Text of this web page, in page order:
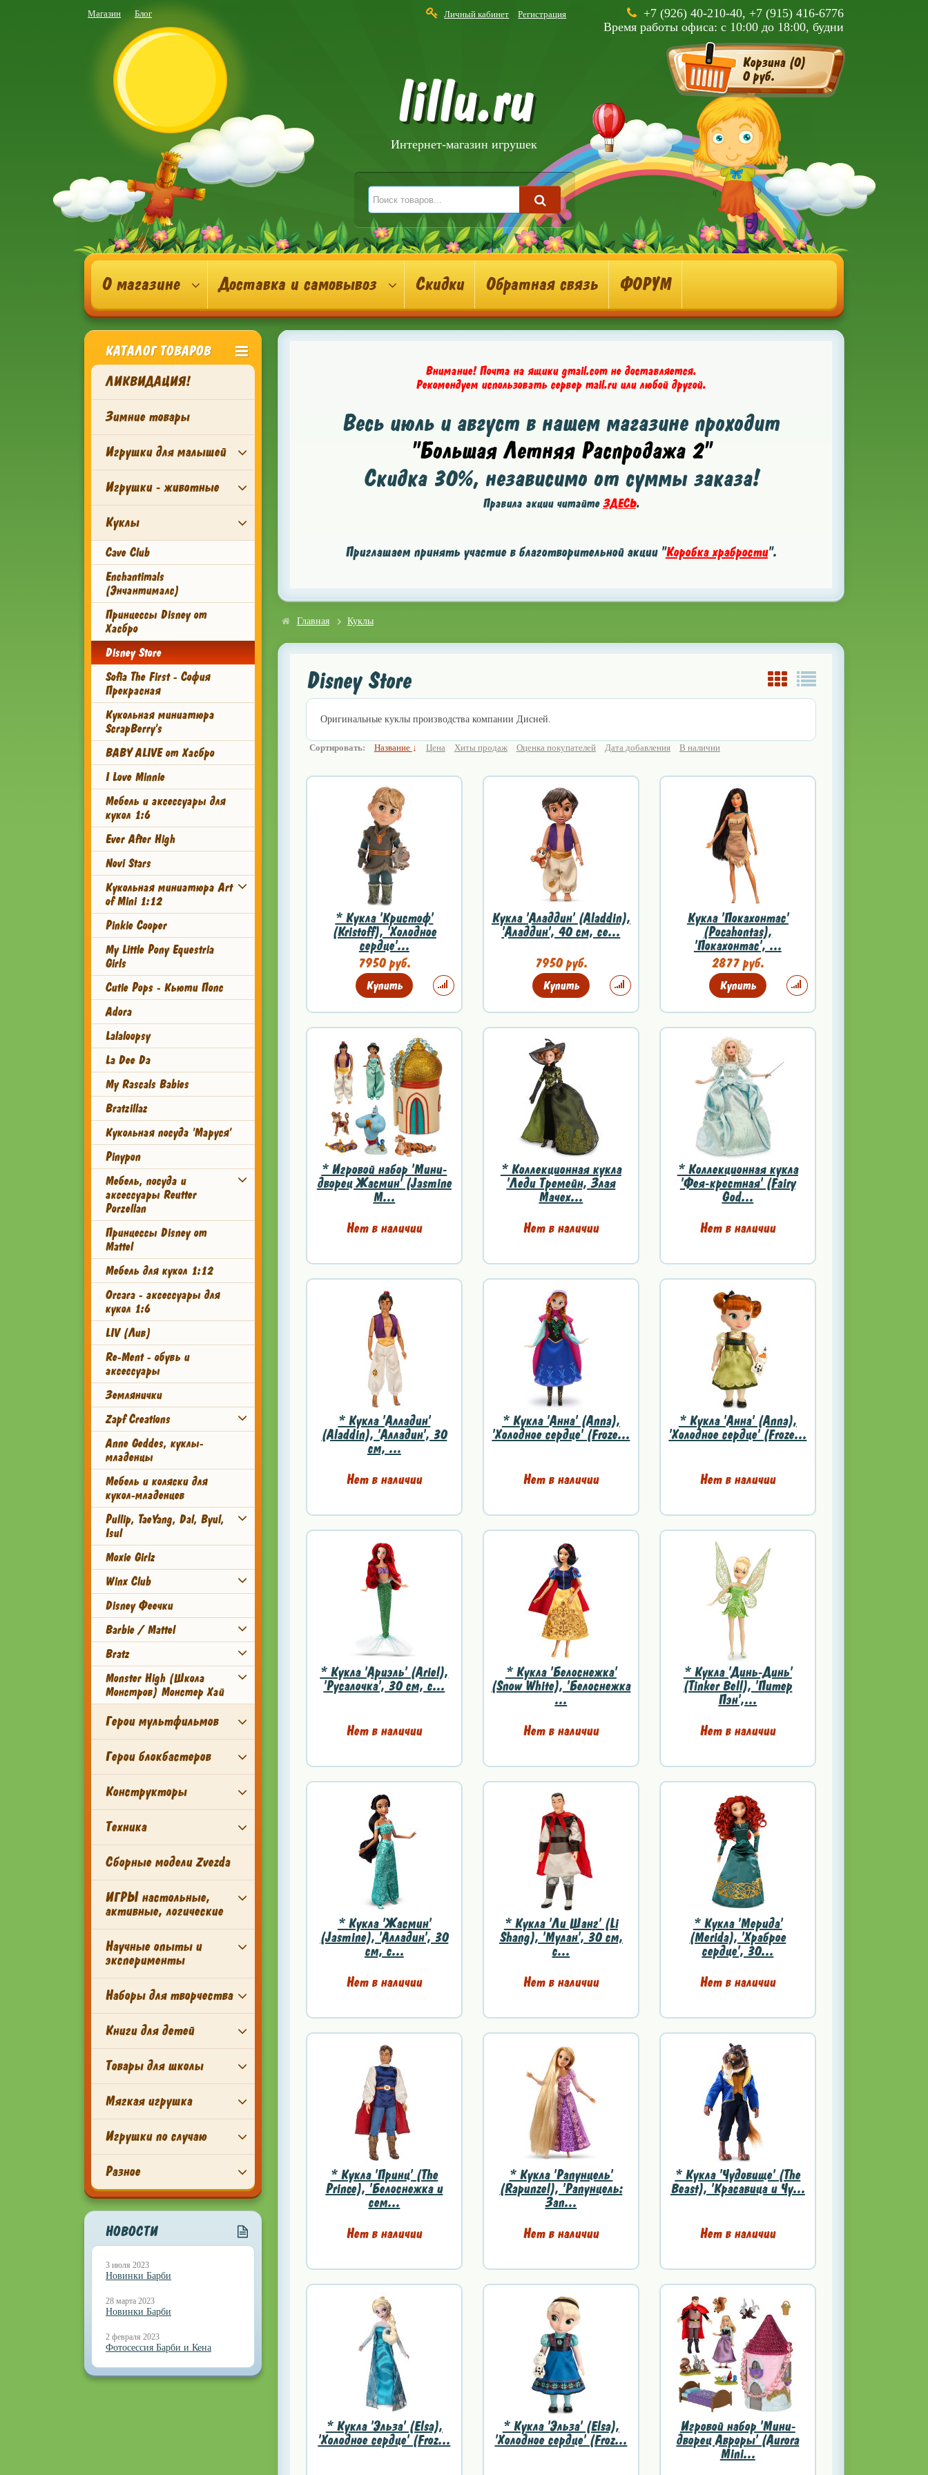
Магазин Блог Личный кабинет Регистрация
+7 (926) 40-210-40, +7 (915) 416-6776
Время работы офиса: с 10:00 до 18:00, будни
lillu.ru
Интернет-магазин игрушек
Корзина (0)
0 руб.
О магазине Доставка и самовывоз Скидки Обратная связь ФОРУМ
КАТАЛОГ ТОВАРОВ
ЛИКВИДАЦИЯ!
Зимние товары
Игрушки для малышей
Игрушки - животные
Куклы
Cave Club
Enchantimals
(Энчантималс)
Принцессы Disney от
Хасбро
Disney Store
Sofia The First - София
Прекрасная
Кукольная миниатюра
ScrapBerry's
BABY ALIVE от Хасбро
I Love Minnie
Мебель и аксессуары для
кукол 1:6
Ever After High
Novi Stars
Кукольная миниатюра Art
of Mini 1:12
Pinkie Cooper
My Little Pony Equestria
Girls
Cutie Pops - Кьюти Попс
Adora
Lalaloopsy
La Dee Da
My Rascals Babies
Bratzillaz
Кукольная посуда 'Маруся'
Pinypon
Мебель, посуда и
аксессуары Reutter
Porzellan
Принцессы Disney от
Mattel
Мебель для кукол 1:12
Orcara - аксессуары для
кукол 1:6
LIV (Лив)
Re-Ment - обувь и
аксессуары
Землянички
Zapf Creations
Anne Geddes, куклы-
младенцы
Мебель и коляски для
кукол-младенцев
Pullip, TaeYang, Dal, Byul,
Isul
Moxie Girlz
Winx Club
Disney Феечки
Barbie / Mattel
Bratz
Monster High (Школа
Монстров) Монстер Хай
Герои мультфильмов
Герои блокбастеров
Конструкторы
Техника
Сборные модели Zvezda
ИГРЫ настольные,
активные, логические
Научные опыты и
эксперименты
Наборы для творчества
Книги для детей
Товары для школы
Мягкая игрушка
Игрушки по случаю
Разное
НОВОСТИ
3 июля 2023
Новинки Барби
28 марта 2023
Новинки Барби
2 февраля 2023
Фотосессия Барби и Кена
Внимание! Почта на ящики gmail.com не доставляется.
Рекомендуем использовать сервер mail.ru или любой другой.
Весь июль и август в нашем магазине проходит
"Большая Летняя Распродажа 2"
Скидка 30%, независимо от суммы заказа!
Правила акции читайтеЗДЕСЬ.
Приглашаем принять участие в благотворительной акции "Коробка храбрости".
Главная Куклы
Disney Store
Оригинальные куклы производства компании Дисней.
Сортировать: Название ↓ Цена Хиты продаж Оценка покупателей Дата добавления В наличии
* Кукла 'Кристоф'
(Kristoff), 'Холодное
сердце'...
7950 руб.
Купить
Кукла 'Аладдин' (Aladdin),
'Аладдин', 40 см, се...
7950 руб.
Купить
Кукла 'Покахонтас'
(Pocahontas),
'Покахонтас', ...
2877 руб.
Купить
* Игровой набор 'Мини-
дворец Жасмин' (Jasmine
M...
Нет в наличии
* Коллекционная кукла
'Леди Тремейн, Злая
Мачех...
Нет в наличии
* Коллекционная кукла
'Фея-крестная' (Fairy
God...
Нет в наличии
* Кукла 'Алладин'
(Aladdin), 'Алладин', 30
см, ...
Нет в наличии
* Кукла 'Анна' (Anna),
'Холодное сердце' (Froze...
Нет в наличии
* Кукла 'Анна' (Anna),
'Холодное сердце' (Froze...
Нет в наличии
* Кукла 'Ариэль' (Ariel),
'Русалочка', 30 см, с...
Нет в наличии
* Кукла 'Белоснежка'
(Snow White), 'Белоснежка
...
Нет в наличии
* Кукла 'Динь-Динь'
(Tinker Bell), 'Питер
Пэн',...
Нет в наличии
* Кукла 'Жасмин'
(Jasmine), 'Алладин', 30
см, с...
Нет в наличии
* Кукла 'Ли Шанг' (Li
Shang), 'Мулан', 30 см,
с...
Нет в наличии
* Кукла 'Мерида'
(Merida), 'Храброе
сердце', 30...
Нет в наличии
* Кукла 'Принц' (The
Prince), 'Белоснежка и
сем...
Нет в наличии
* Кукла 'Рапунцель'
(Rapunzel), 'Рапунцель:
Зап...
Нет в наличии
* Кукла 'Чудовище' (The
Beast), 'Красавица и Чу...
Нет в наличии
* Кукла 'Эльза' (Elsa),
'Холодное сердце' (Froz...
* Кукла 'Эльза' (Elsa),
'Холодное сердце' (Froz...
Игровой набор 'Мини-
дворец Авроры' (Aurora
Mini...